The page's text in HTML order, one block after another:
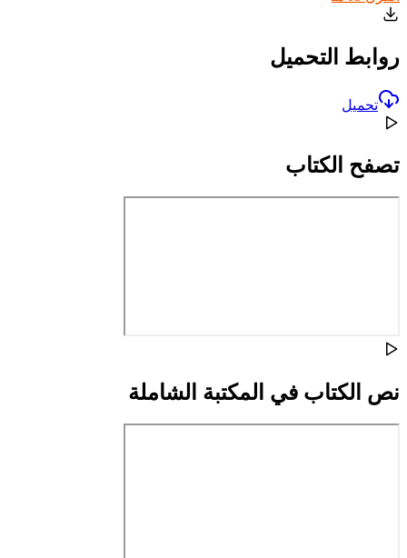
روابط التحميل
تحميل
تصفح الكتاب
نص الكتاب في المكتبة الشاملة